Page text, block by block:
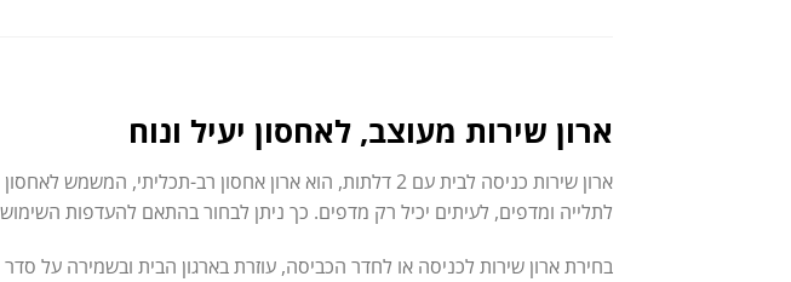
ארון שירות מעוצב, לאחסון יעיל ונוח
ארון שירות כניסה לבית עם 2 דלתות, הוא ארון אחסון רב-
לתלייה ומדפים, לעיתים יכיל רק מדפים. כך ניתן לבחור בהתאם להעדפות
בחירת ארון שירות לכניסה או לחדר הכביסה, עוזרת בארגון הבית ובשמירה על